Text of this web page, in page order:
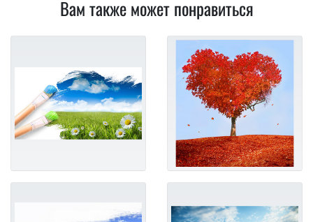
Вам также может понравиться